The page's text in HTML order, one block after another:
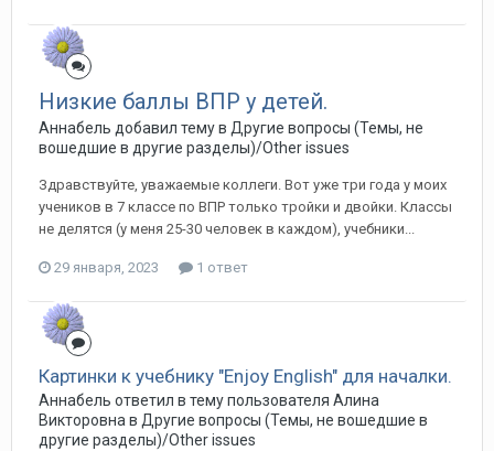
Низкие баллы ВПР у детей.
Аннабель добавил тему в Другие вопросы (Темы, не
вошедшие в другие разделы)/Other issues
Здравствуйте, уважаемые коллеги. Вот уже три года у моих
учеников в 7 классе по ВПР только тройки и двойки. Классы
не делятся (у меня 25-30 человек в каждом), учебники...
29 января, 2023 1 ответ
Картинки к учебнику "Enjoy English" для началки.
Аннабель ответил в тему пользователя Алина
Викторовна в Другие вопросы (Темы, не вошедшие в
другие разделы)/Other issues